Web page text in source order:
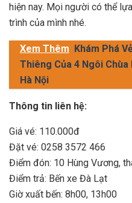
hiện nay. Mọi người có thể
trình của mình nhé.
Xem Thêm Khám Phá
Thiêng Của 4 Ngôi Chùa
Hà Nội
Thông tin liên hệ:
Giá vé: 110.000đ
Đặt vé: 0258 3572 466
Điểm đón: 10 Hùng Vương,
Điểm trả: Bến xe Đà Lạt
Giờ xuất bến: 8h00, 13h00